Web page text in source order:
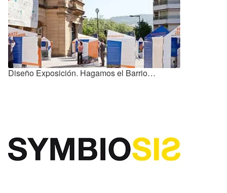
Diseño Exposición. Hagamos el Barrio…